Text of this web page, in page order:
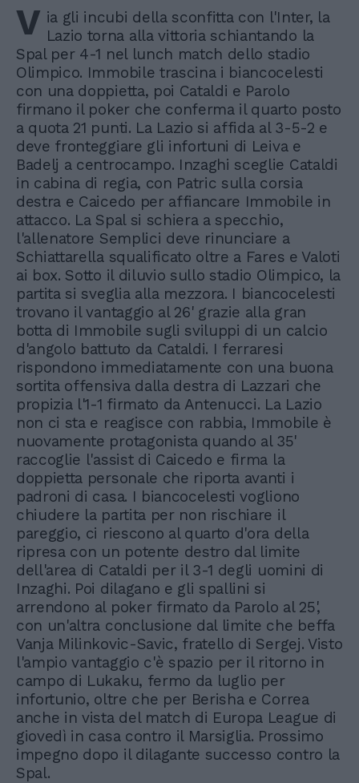
V ia gli incubi della sconfitta con l'Inter, la
Lazio torna alla vittoria schiantando la
Spal per 4-1 nel lunch match dello stadio
Olimpico. Immobile trascina i biancocelesti
con una doppietta, poi Cataldi e Parolo
firmano il poker che conferma il quarto posto
a quota 21 punti. La Lazio si affida al 3-5-2 e
deve fronteggiare gli infortuni di Leiva e
Badelj a centrocampo. Inzaghi sceglie Cataldi
in cabina di regia, con Patric sulla corsia
destra e Caicedo per affiancare Immobile in
attacco. La Spal si schiera a specchio,
l'allenatore Semplici deve rinunciare a
Schiattarella squalificato oltre a Fares e Valoti
ai box. Sotto il diluvio sullo stadio Olimpico, la
partita si sveglia alla mezzora. I biancocelesti
trovano il vantaggio al 26' grazie alla gran
botta di Immobile sugli sviluppi di un calcio
d'angolo battuto da Cataldi. I ferraresi
rispondono immediatamente con una buona
sortita offensiva dalla destra di Lazzari che
propizia l'1-1 firmato da Antenucci. La Lazio
non ci sta e reagisce con rabbia, Immobile è
nuovamente protagonista quando al 35'
raccoglie l'assist di Caicedo e firma la
doppietta personale che riporta avanti i
padroni di casa. I biancocelesti vogliono
chiudere la partita per non rischiare il
pareggio, ci riescono al quarto d'ora della
ripresa con un potente destro dal limite
dell'area di Cataldi per il 3-1 degli uomini di
Inzaghi. Poi dilagano e gli spallini si
arrendono al poker firmato da Parolo al 25',
con un'altra conclusione dal limite che beffa
Vanja Milinkovic-Savic, fratello di Sergej. Visto
l'ampio vantaggio c'è spazio per il ritorno in
campo di Lukaku, fermo da luglio per
infortunio, oltre che per Berisha e Correa
anche in vista del match di Europa League di
giovedì in casa contro il Marsiglia. Prossimo
impegno dopo il dilagante successo contro la
Spal.